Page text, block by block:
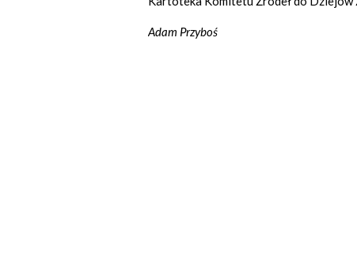
Adam Przyboś